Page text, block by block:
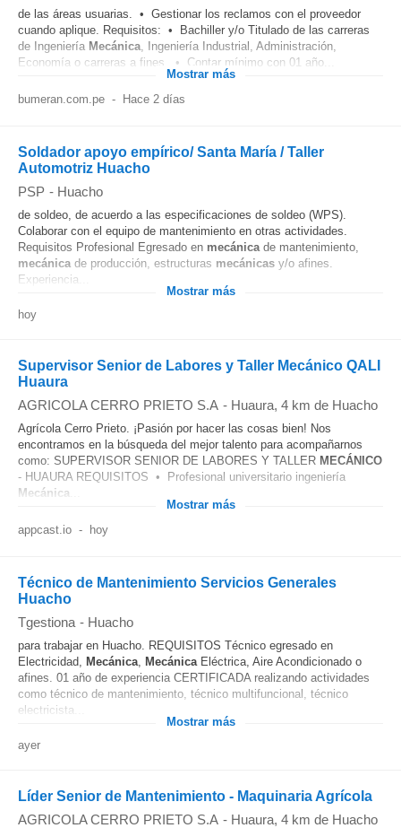
de las áreas usuarias. • Gestionar los reclamos con el proveedor
cuando aplique. Requisitos: • Bachiller y/o Titulado de las carreras
de Ingeniería Mecánica, Ingeniería Industrial, Administración,
Economía o carreras a fines. • Contar mínimo con 01 año...
Mostrar más
bumeran.com.pe - Hace 2 días
Soldador apoyo empírico/ Santa María / Taller
Automotriz Huacho
PSP - Huacho
de soldeo, de acuerdo a las especificaciones de soldeo (WPS).
Colaborar con el equipo de mantenimiento en otras actividades.
Requisitos Profesional Egresado en mecánicade mantenimiento,
mecánica de producción, estructuras mecánicas y/o afines.
Experiencia...
Mostrar más
hoy
Supervisor Senior de Labores y Taller Mecánico QALI
Huaura
AGRICOLA CERRO PRIETO S.A - Huaura, 4 km de Huacho
Agrícola Cerro Prieto. ¡Pasión por hacer las cosas bien! Nos
encontramos en la búsqueda del mejor talento para acompañarnos
como: SUPERVISOR SENIOR DE LABORES Y TALLER MECÁNICO
- HUAURA REQUISITOS • Profesional universitario ingeniería
Mecánica
Mostrar más
appcast.io - hoy
Técnico de Mantenimiento Servicios Generales
Huacho
Tgestiona - Huacho
para trabajar en Huacho. REQUISITOS Técnico egresado en
Electricidad, Mecánica, MecánicaEléctrica, Aire Acondicionado o
afines. 01 año de experiencia CERTIFICADA realizando actividades
como técnico de mantenimiento, técnico multifuncional, técnico
electricista...
Mostrar más
ayer
Líder Senior de Mantenimiento - Maquinaria Agrícola
AGRICOLA CERRO PRIETO S.A - Huaura, 4 km de Huacho